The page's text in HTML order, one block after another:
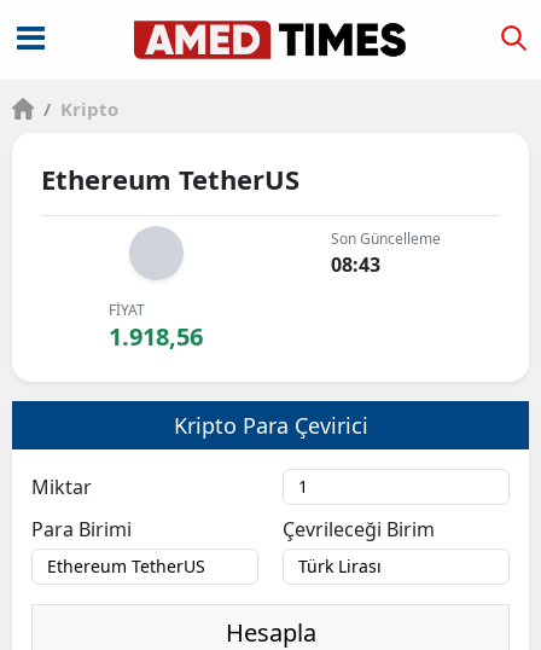
/ Kripto
Ethereum TetherUS
Son Güncelleme
08:43
FİYAT
1.918,56
Kripto Para Çevirici
Miktar
Para Birimi
Çevrileceği Birim
Hesapla